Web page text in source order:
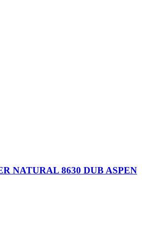
NATURAL 8630 DUB ASPEN